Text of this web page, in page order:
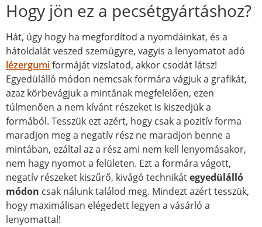
Hogy jön ez a pecsétgyártáshoz?
Hát, úgy hogy ha megfordítod a nyomdáinkat, és a
hátoldalát veszed szemügyre, vagyis a lenyomatot adó
lézergumiformáját vizslatod, akkor csodát látsz!
Egyedülálló módon nemcsak formára vágjuk a grafikát,
azaz körbevágjuk a mintának megfelelően, ezen
túlmenően a nem kívánt részeket is kiszedjük a
formából. Tesszük ezt azért, hogy csak a pozitív forma
maradjon meg a negatív rész ne maradjon benne a
mintában, ezáltal az a rész ami nem kell lenyomásakor,
nem hagy nyomot a felületen. Ezt a formára vágott,
negatív részeket kiszűrő, kivágó technikátegyedülálló
módon csak nálunk találod meg. Mindezt azért tesszük,
hogy maximálisan elégedett legyen a vásárló a
lenyomattal!